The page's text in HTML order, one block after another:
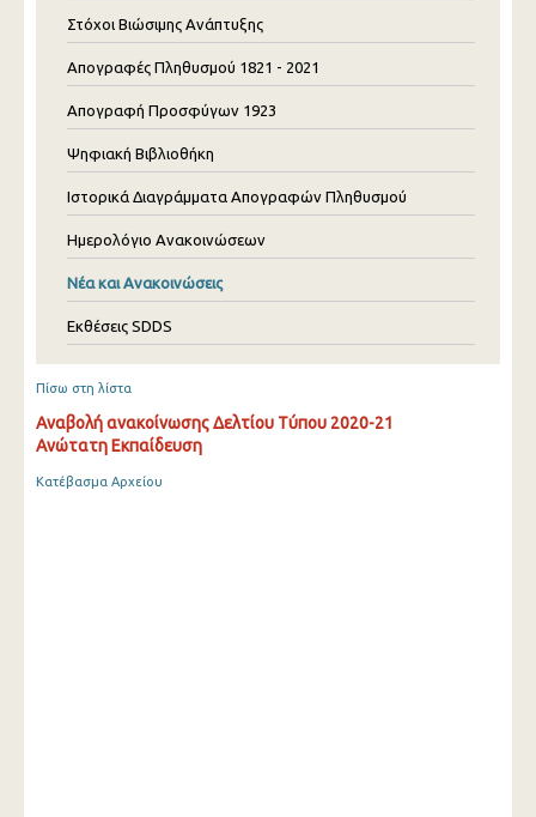
Στόχοι Βιώσιμης Ανάπτυξης
Απογραφές Πληθυσμού 1821 - 2021
Απογραφή Προσφύγων 1923
Ψηφιακή Βιβλιοθήκη
Ιστορικά Διαγράμματα Απογραφών Πληθυσμού
Ημερολόγιο Ανακοινώσεων
Νέα και Ανακοινώσεις
Εκθέσεις SDDS
Πίσω στη λίστα
Αναβολή ανακοίνωσης Δελτίου Τύπου 2020-21
Ανώτατη Εκπαίδευση
Κατέβασμα Αρχείου